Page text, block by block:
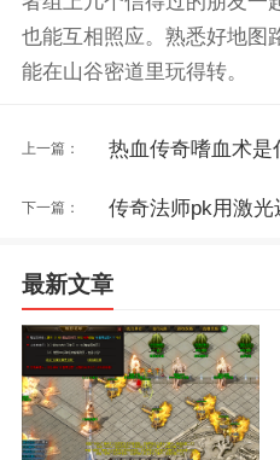
也能互相照应。熟悉好地图
能在山谷密道里玩得转。
上一篇： 热血传奇嗜血术是
下一篇： 传奇法师pk用激光
最新文章